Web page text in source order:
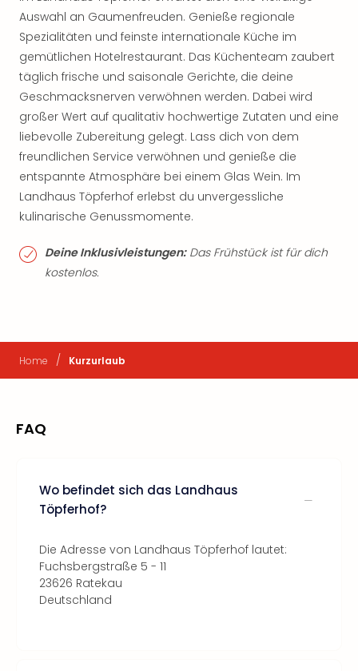
Auswahl an Gaumenfreuden. Genieße regionale
Spezialitäten und feinste internationale Küche im
gemütlichen Hotelrestaurant. Das Küchenteam zaubert
täglich frische und saisonale Gerichte, die deine
Geschmacksnerven verwöhnen werden. Dabei wird
großer Wert auf qualitativ hochwertige Zutaten und eine
liebevolle Zubereitung gelegt. Lass dich von dem
freundlichen Service verwöhnen und genieße die
entspannte Atmosphäre bei einem Glas Wein. Im
Landhaus Töpferhof erlebst du unvergessliche
kulinarische Genussmomente.
Deine Inklusivleistungen:Das Frühstück ist für dich
kostenlos.
Home / Kurzurlaub
FAQ
Wo befindet sich das Landhaus
Töpferhof?
Die Adresse von Landhaus Töpferhof lautet:
Fuchsbergstraße 5 - 11
23626 Ratekau
Deutschland